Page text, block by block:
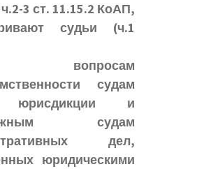
3 ст. 11.15.2 КоАП,
судьи (ч.1
вопросам
судам
юрисдикции и
судам
дел,
юридическими